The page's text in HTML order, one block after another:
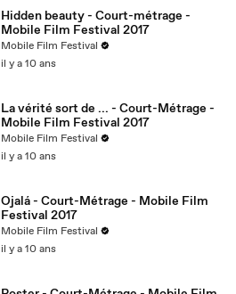
Hidden beauty - Court-métrage -
Mobile Film Festival 2017
Mobile Film Festival
il y a 10 ans
La vérité sort de ... - Court-Métrage -
Mobile Film Festival 2017
Mobile Film Festival
il y a 10 ans
Ojalá - Court-Métrage - Mobile Film
Festival 2017
Mobile Film Festival
il y a 10 ans